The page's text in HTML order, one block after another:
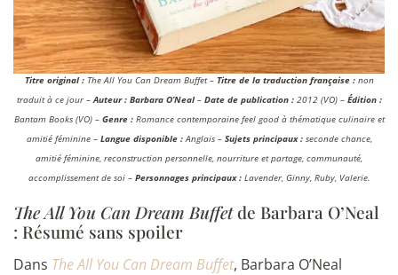
Titre original : The All You Can Dream Buffet– Titre de la traduction française :non
traduit à ce jour –Auteur : Barbara O’Neal– Date de publication :2012 (VO) – Édition :
Bantam Books (VO) – Genre :Romance contemporaine feel good à thématique culinaire et
amitié féminine – Langue disponible :Anglais – Sujets principaux :seconde chance,
amitié féminine, reconstruction personnelle, nourriture et partage, communauté,
accomplissement de soi – Personnages principaux :Lavender, Ginny, Ruby, Valerie.
The All You Can Dream Buffetde Barbara O’Neal
: Résumé sans spoiler
Dans The All You Can Dream Buffet, Barbara O’Neal